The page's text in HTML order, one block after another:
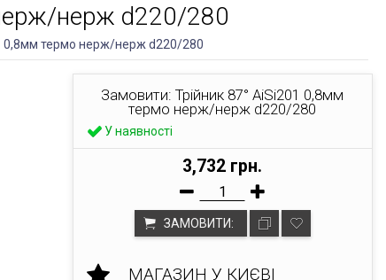
нерж d220/280
0,8мм термо нерж/нерж d220/280
Замовити: Трійник 87° AiSi201 0,8мм
термо нерж/нерж d220/280
У наявності
3,732 грн.
ЗАМОВИТИ:
МАГАЗИН У КИЄВІ